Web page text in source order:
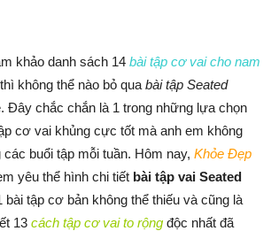
khảo danh sách 14 bài tập cơ vai cho nam
không thể nào bỏ qua bài tập Seated
Đây chắc chắn là 1 trong những lựa chọn
cơ vai khủng cực tốt mà anh em không
các buổi tập mỗi tuần. Hôm nay, Khỏe Đẹp
yêu thể hình chi tiết bài tập vai Seated
bài tập cơ bản không thể thiếu và cũng là
13 cách tập cơ vai to rộng độc nhất đã